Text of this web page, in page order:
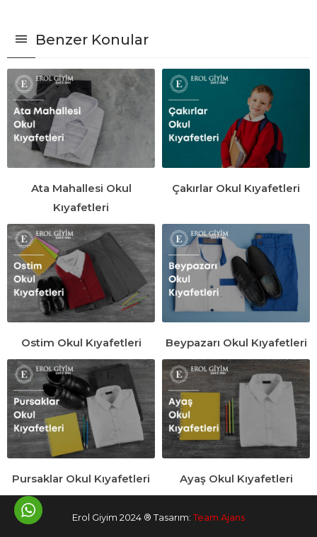
Benzer Konular
Ata Mahallesi Okul
Kıyafetleri
Çakırlar Okul Kıyafetleri
Ostim Okul Kıyafetleri Beypazarı Okul Kıyafetleri
Pursaklar Okul Kıyafetleri Ayaş Okul Kıyafetleri
Erol Giyim 2024 ® Tasarım:Team Ajans